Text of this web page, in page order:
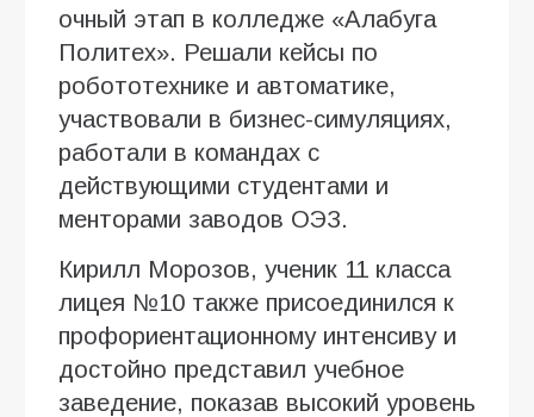
очный этап в колледже «Алабуга
Политех». Решали кейсы по
робототехнике и автоматике,
участвовали в бизнес-симуляциях,
работали в командах с
действующими студентами и
менторами заводов ОЭЗ.
Кирилл Морозов, ученик 11 класса
лицея №10 также присоединился к
профориентационному интенсиву и
достойно представил учебное
заведение, показав высокий уровень